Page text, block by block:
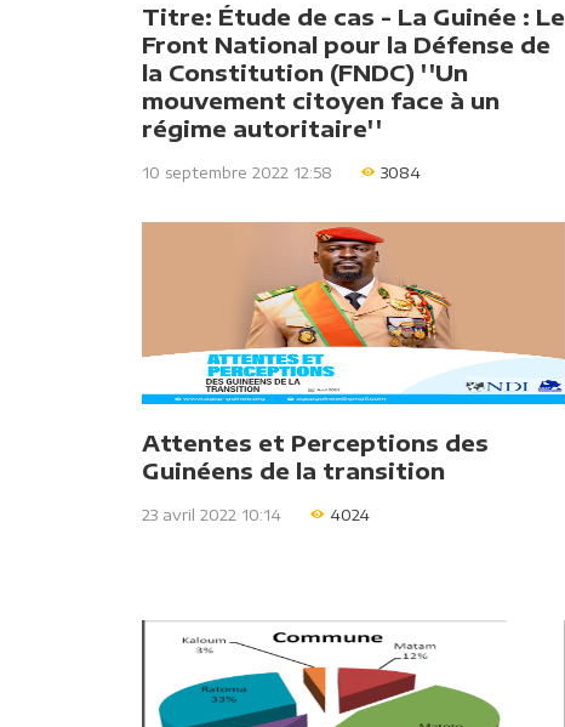
Titre: Étude de cas - La Guinée : Le
Front National pour la Défense de
la Constitution (FNDC) ''Un
mouvement citoyen face à un
régime autoritaire''
10 septembre 2022 12:58 3084
Attentes et Perceptions des
Guinéens de la transition
23 avril 2022 10:14 4024